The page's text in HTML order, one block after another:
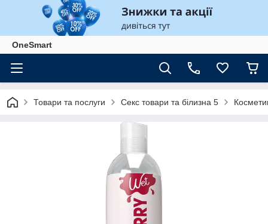
OneSmart
Товари та послуги Секс товари та білизна 5